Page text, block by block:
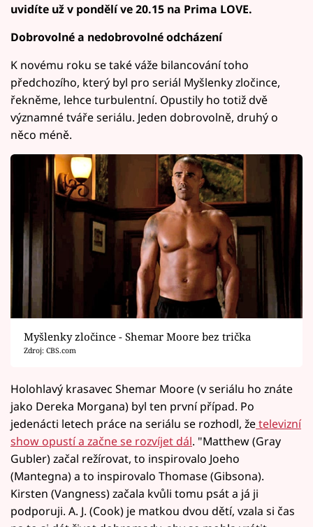
uvidíte už v pondělí ve 20.15 na Prima LOVE.
Dobrovolné a nedobrovolné odcházení
K novému roku se také váže bilancování toho
předchozího, který byl pro seriál Myšlenky zločince,
řekněme, lehce turbulentní. Opustily ho totiž dvě
významné tváře seriálu. Jeden dobrovolně, druhý o
něco méně.
Myšlenky zločince - Shemar Moore bez trička
Zdroj: CBS.com
Holohlavý krasavec Shemar Moore (v seriálu ho znáte
jako Dereka Morgana) byl ten první případ. Po
jedenácti letech práce na seriálu se rozhodl, žetelevizní
show opustí a začne se rozvíjet dál. "Matthew (Gray
Gubler) začal režírovat, to inspirovalo Joeho
(Mantegna) a to inspirovalo Thomase (Gibsona).
Kirsten (Vangness) začala kvůli tomu psát a já ji
podporuji. A. J. (Cook) je matkou dvou dětí, vzala si čas